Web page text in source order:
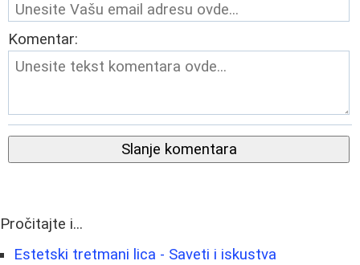
Komentar:
Slanje komentara
Pročitajte i...
Estetski tretmani lica - Saveti i iskustva